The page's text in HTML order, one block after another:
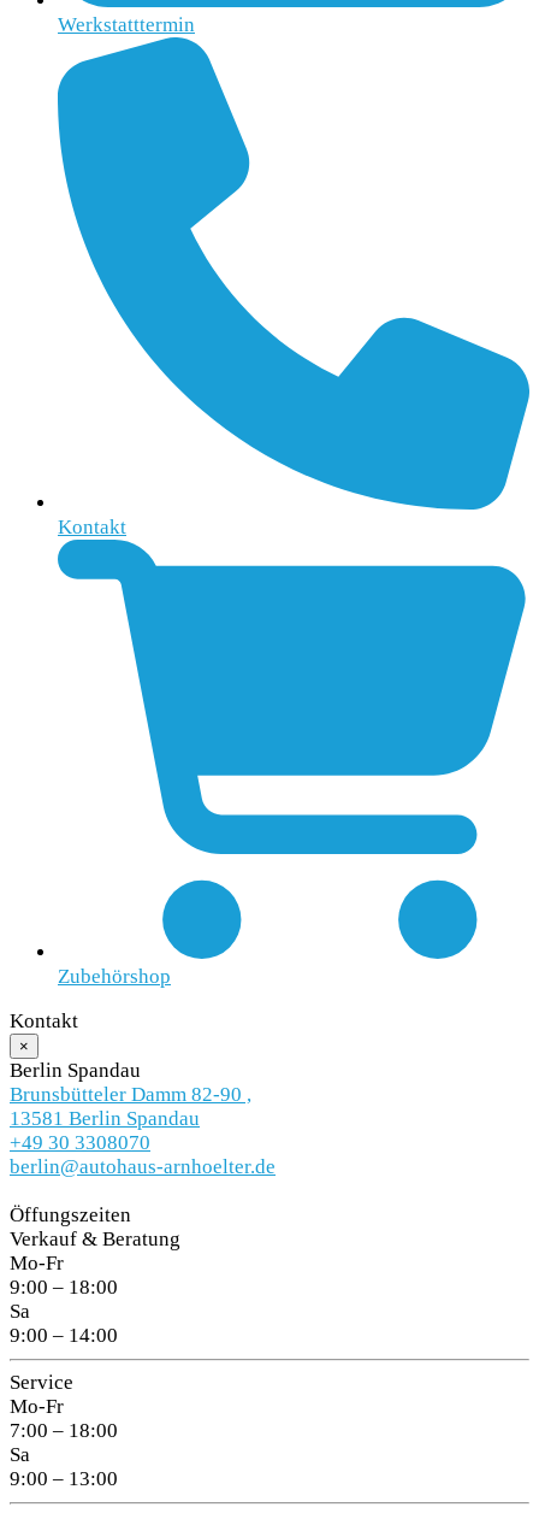
Werkstatttermin
Kontakt
Zubehörshop
Kontakt
×
Berlin Spandau
Brunsbütteler Damm 82-90 ,
13581 Berlin Spandau
+49 30 3308070
berlin@autohaus-arnhoelter.de
Öffungszeiten
Verkauf & Beratung
Mo-Fr
9:00 – 18:00
Sa
9:00 – 14:00
Service
Mo-Fr
7:00 – 18:00
Sa
9:00 – 13:00